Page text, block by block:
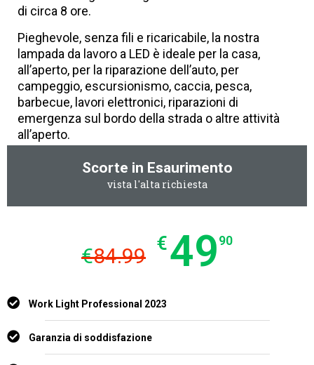
di circa 8 ore.
Pieghevole, senza fili e ricaricabile, la nostra
lampada da lavoro a LED è ideale per la casa,
all’aperto, per la riparazione dell’auto, per
campeggio, escursionismo, caccia, pesca,
barbecue, lavori elettronici, riparazioni di
emergenza sul bordo della strada o altre attività
all’aperto.
Scorte in Esaurimento
vista l'alta richiesta
€84.99 €4990
Work Light Professional 2023
Garanzia di soddisfazione